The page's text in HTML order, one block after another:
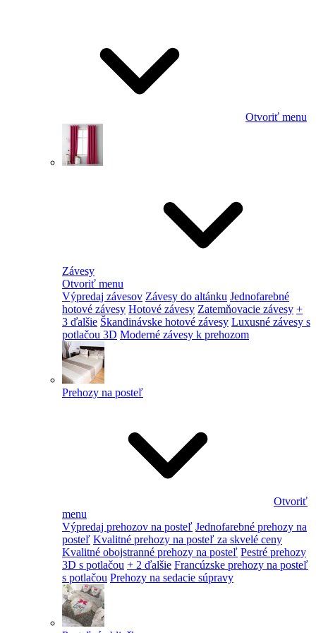
Otvoriť menu
Závesy
Otvoriť menu
Výpredaj závesov Závesy do altánku Jednofarebné
hotové závesy Hotové závesy Zatemňovacie závesy +
3 ďalšie Škandinávske hotové závesy Luxusné závesy s
potlačou 3D Moderné závesy k prehozom
Prehozy na posteľ
Otvoriť
menu
Výpredaj prehozov na posteľ Jednofarebné prehozy na
posteľ Kvalitné prehozy na posteľ za skvelé ceny
Kvalitné obojstranné prehozy na posteľ Pestré prehozy
3D s potlačou + 2 ďalšie Francúzske prehozy na posteľ
s potlačou Prehozy na sedacie súpravy